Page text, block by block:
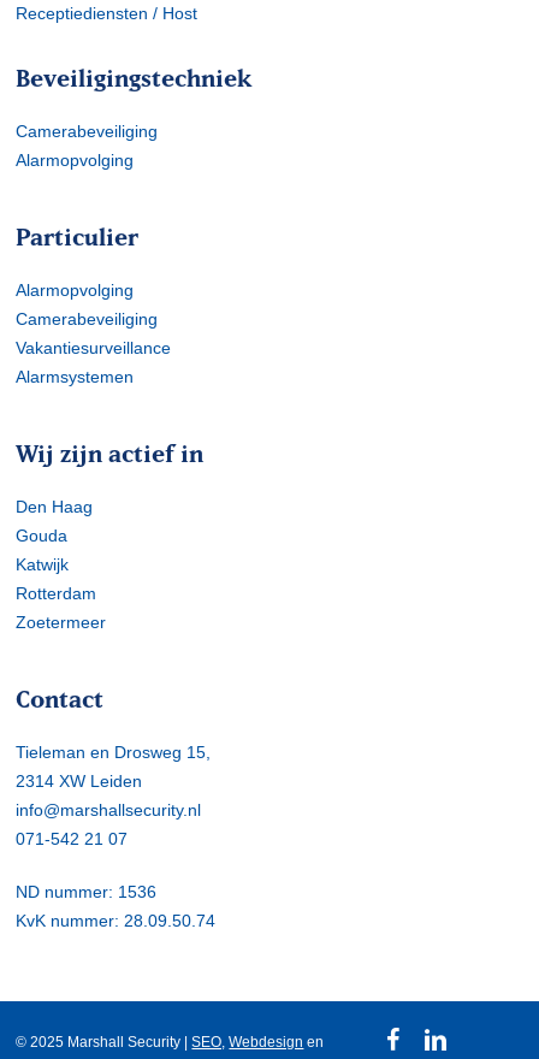
Receptiediensten / Host
Beveiligingstechniek
Camerabeveiliging
Alarmopvolging
Particulier
Alarmopvolging
Camerabeveiliging
Vakantiesurveillance
Alarmsystemen
Wij zijn actief in
Den Haag
Gouda
Katwijk
Rotterdam
Zoetermeer
Contact
Tieleman en Drosweg 15,
2314 XW Leiden
info@marshallsecurity.nl
071-542 21 07
ND nummer: 1536
KvK nummer: 28.09.50.74
© 2025 Marshall Security |SEO, Webdesign en facebooklinkedin